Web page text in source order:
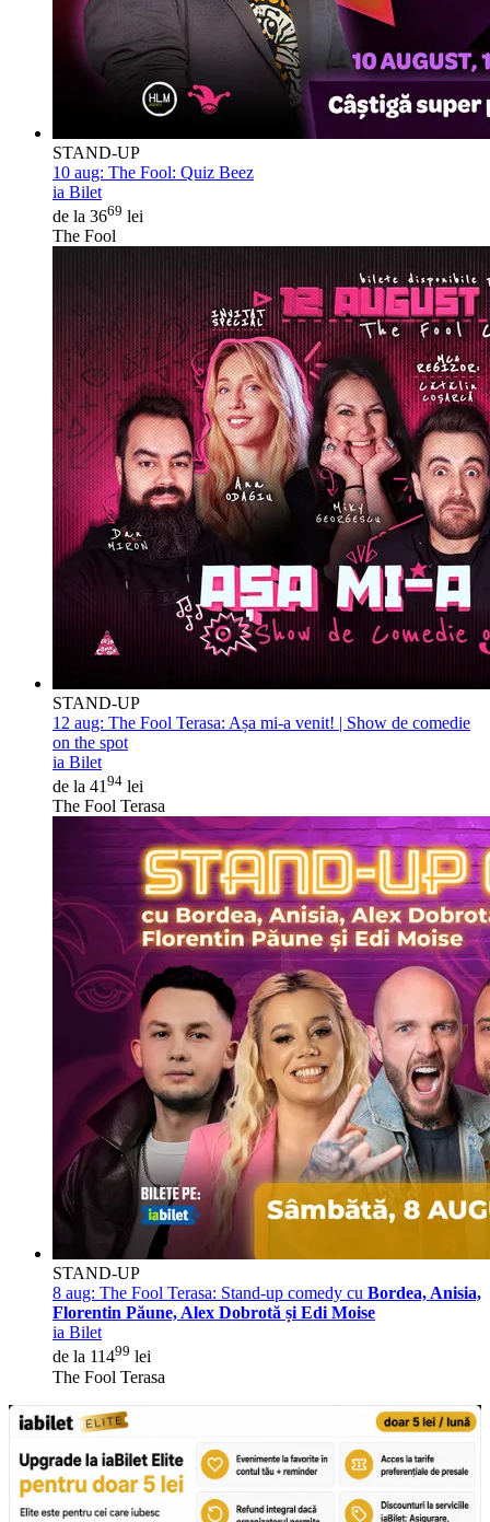
STAND-UP
10 aug: The Fool: Quiz Beez
ia Bilet
de la 3669 lei
The Fool
STAND-UP
12 aug: The Fool Terasa: Așa mi-a venit! | Show de comedie
on the spot
ia Bilet
de la 41 94 lei
The Fool Terasa
STAND-UP
8 aug: The Fool Terasa: Stand-up comedy cu Bordea, Anisia,
Florentin Păune, Alex Dobrotă și Edi Moise
ia Bilet
de la 11499 lei
The Fool Terasa